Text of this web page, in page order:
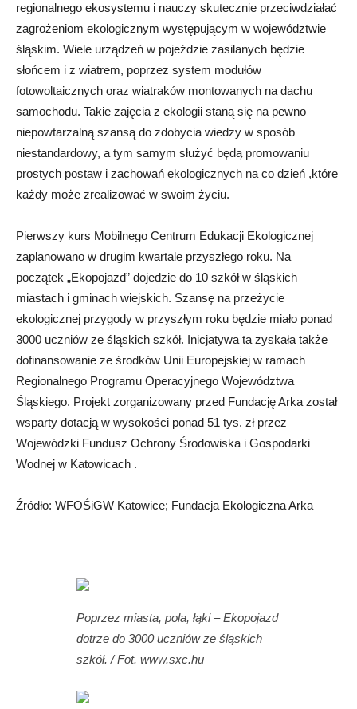
regionalnego ekosystemu i nauczy skutecznie przeciwdziałać
zagrożeniom ekologicznym występującym w województwie
śląskim. Wiele urządzeń w pojeździe zasilanych będzie
słońcem i z wiatrem, poprzez system modułów
fotowoltaicznych oraz wiatraków montowanych na dachu
samochodu. Takie zajęcia z ekologii staną się na pewno
niepowtarzalną szansą do zdobycia wiedzy w sposób
niestandardowy, a tym samym służyć będą promowaniu
prostych postaw i zachowań ekologicznych na co dzień ,które
każdy może zrealizować w swoim życiu.
Pierwszy kurs Mobilnego Centrum Edukacji Ekologicznej
zaplanowano w drugim kwartale przyszłego roku. Na
początek „Ekopojazd” dojedzie do 10 szkół w śląskich
miastach i gminach wiejskich. Szansę na przeżycie
ekologicznej przygody w przyszłym roku będzie miało ponad
3000 uczniów ze śląskich szkół. Inicjatywa ta zyskała także
dofinansowanie ze środków Unii Europejskiej w ramach
Regionalnego Programu Operacyjnego Województwa
Śląskiego. Projekt zorganizowany przed Fundację Arka został
wsparty dotacją w wysokości ponad 51 tys. zł przez
Wojewódzki Fundusz Ochrony Środowiska i Gospodarki
Wodnej w Katowicach .
Źródło: WFOŚiGW Katowice; Fundacja Ekologiczna Arka
Poprzez miasta, pola, łąki – Ekopojazd
dotrze do 3000 uczniów ze śląskich
szkół. / Fot. www.sxc.hu